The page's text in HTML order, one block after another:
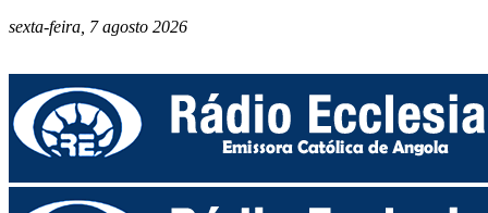
sexta-feira, 7 agosto 2026